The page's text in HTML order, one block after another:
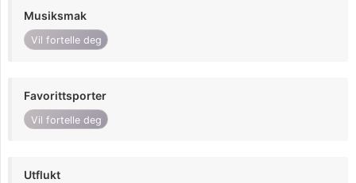
Musiksmak
Vil fortelle deg
Favorittsporter
Vil fortelle deg
Utflukt